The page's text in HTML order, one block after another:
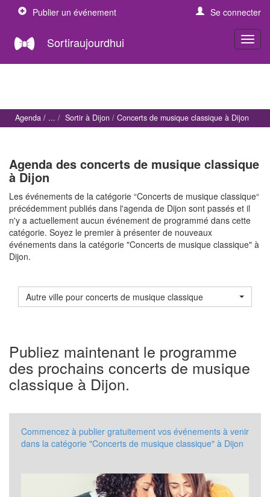
Publier un événement Se connecter
Sortiraujourdhui
Agenda Sortir à Dijon Concerts de musique classique à Dijon
Agenda des concerts de musique classique
à Dijon
Les événements de la catégorie “Concerts de musique classique“
précédemment publiés dans l'agenda de Dijon sont passés et il
n'y a actuellement aucun événement de programmé dans cette
catégorie. Soyez le premier à présenter de nouveaux
événements dans la catégorie "Concerts de musique classique" à
Dijon.
Autre ville pour concerts de musique classique
Publiez maintenant le programme
des prochains concerts de musique
classique à Dijon.
Commencez à publier gratuitement vos événements à venir
dans la catégorie "Concerts de musique classique" à Dijon